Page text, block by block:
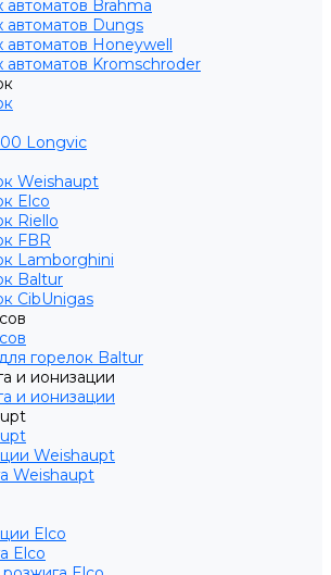
автоматов Brahma
автоматов Dungs
Honeywell
автоматов Kromschroder
Longvic
Weishaupt
Elco
Riello
FBR
Lamborghini
Baltur
CibUnigas
горелок Baltur
и ионизации
и ионизации
Weishaupt
Weishaupt
Elco
Elco